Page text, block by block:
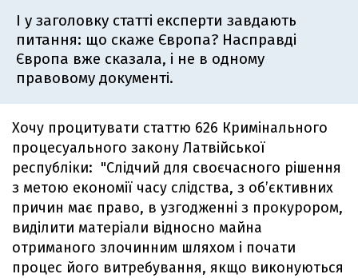
І у заголовку статті експерти завдають
питання: що скаже Європа? Насправді
Європа вже сказала, і не в одному
правовому документі.
Хочу процитувати статтю 626 Кримінального
процесуального закону Латвійської
республіки: "Слідчий для своєчасного рішення
з метою економії часу слідства, з об’єктивних
причин має право, в узгодженні з прокурором,
виділити матеріали відносно майна
отриманого злочинним шляхом і почати
процес його витребування, якщо виконуються